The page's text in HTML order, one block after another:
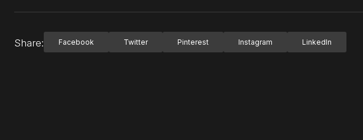
Share: Facebook Twitter Pinterest Instagram LinkedIn